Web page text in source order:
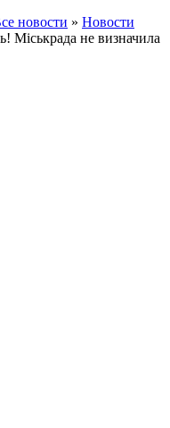
новости » Новости
Міськрада не визначила